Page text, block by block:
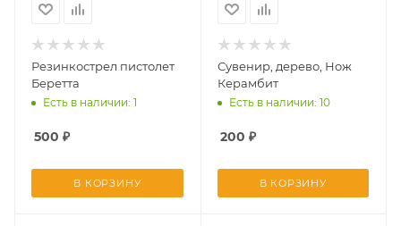
Резинкострел пистолет
Беретта
Есть в наличии: 1
500 ₽
В КОРЗИНУ
Сувенир, дерево, Нож
Керамбит
Есть в наличии: 10
200 ₽
В КОРЗИНУ